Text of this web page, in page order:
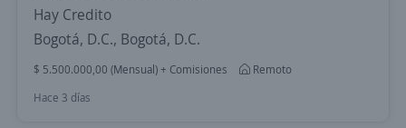
Hay Credito
Bogotá, D.C., Bogotá, D.C.
$ 5.500.000,00 (Mensual) + Comisiones
Remoto
Hace 3 días